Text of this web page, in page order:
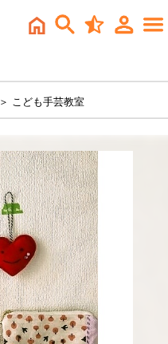
＞ こども手芸教室